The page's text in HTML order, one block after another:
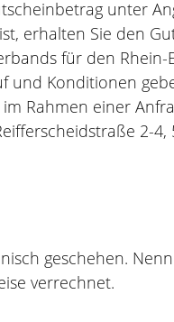
unter
erhalten Sie den
für den Rhein-
und Konditionen
Rahmen einer
2-4,
geschehen.
verrechnet.